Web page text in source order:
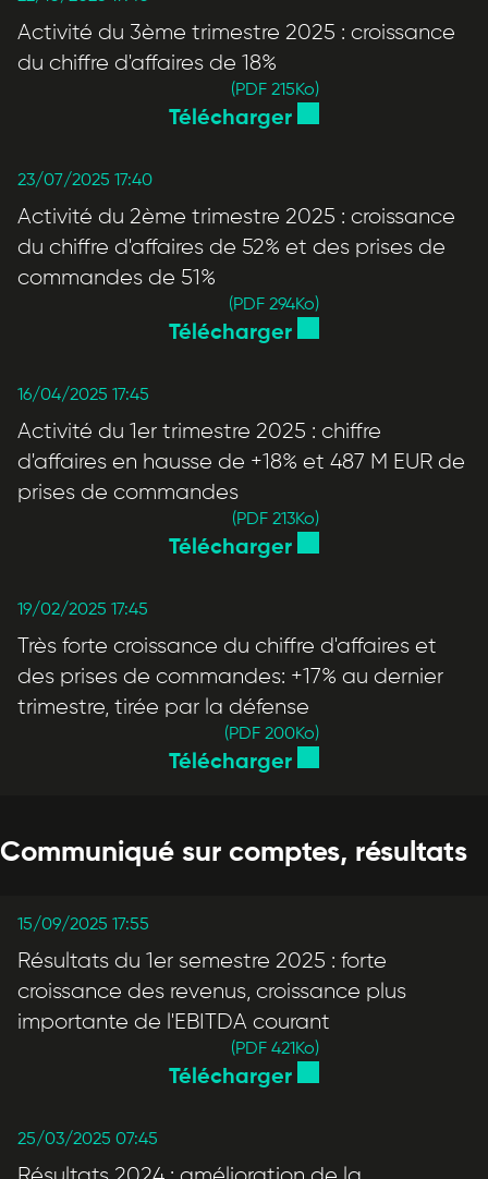
Activité du 3ème trimestre 2025 : croissance
du chiffre d'affaires de 18%
(PDF 215Ko)
Télécharger
23/07/2025 17:40
Activité du 2ème trimestre 2025 : croissance
du chiffre d'affaires de 52% et des prises de
commandes de 51%
(PDF 294Ko)
Télécharger
16/04/2025 17:45
Activité du 1er trimestre 2025 : chiffre
d'affaires en hausse de +18% et 487 M EUR de
prises de commandes
(PDF 213Ko)
Télécharger
19/02/2025 17:45
Très forte croissance du chiffre d'affaires et
des prises de commandes: +17% au dernier
trimestre, tirée par la défense
(PDF 200Ko)
Télécharger
Communiqué sur comptes, résultats
15/09/2025 17:55
Résultats du 1er semestre 2025 : forte
croissance des revenus, croissance plus
importante de l'EBITDA courant
(PDF 421 Ko)
Télécharger
25/03/2025 07:45